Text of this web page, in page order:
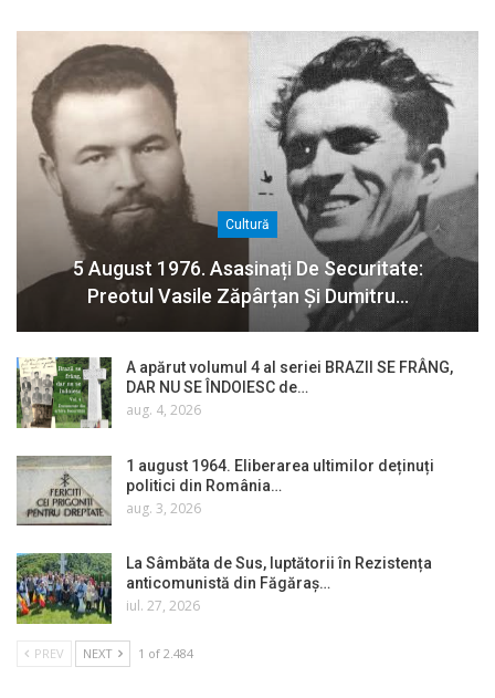
Cultură
5 August 1976. Asasinați De Securitate:
Preotul Vasile Zăpârțan Și Dumitru…
A apărut volumul 4 al seriei BRAZII SE FRÂNG,
DAR NU SE ÎNDOIESC de…
aug. 4, 2026
1 august 1964. Eliberarea ultimilor deținuți
politici din România…
aug. 3, 2026
La Sâmbăta de Sus, luptătorii în Rezistența
anticomunistă din Făgăraș…
iul. 27, 2026
PREV NEXT 1 of 2.484